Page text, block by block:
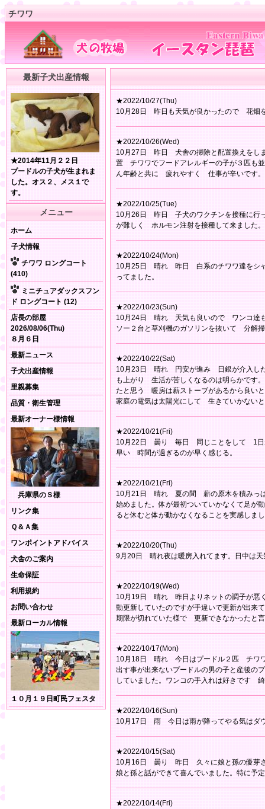
チワワ
最新子犬出産情報
★2014年11月２２日
プードルの子犬が生まれま
した。オス２、メス１で
す。
メニュー
ホーム
子犬情報
チワワ ロングコート
(410)
ミニチュアダックスフン
ド ロングコート (12)
店長の部屋
2026/08/06(Thu)
８月６日
最新ニュース
子犬出産情報
里親募集
品質・衛生管理
最新オーナー様情報
兵庫県のＳ様
リンク集
Ｑ＆Ａ集
ワンポイントアドバイス
犬舎のご案内
生命保証
利用規約
お問い合わせ
最新ローカル情報
１０月１９日町民フェスタ
★2022/10/27(Thu)
10月28日 昨日も天気が良かったので 花畑
★2022/10/26(Wed)
10月27日 昨日 犬舎の掃除と配置換えをし
置 チワワでフードアレルギーの子が３匹も
ん年齢と共に 疲れやすく 仕事が辛いです。
★2022/10/25(Tue)
10月26日 昨日 子犬のワクチンを接種に行
が難しく ホルモン注射を接種して来ました。
★2022/10/24(Mon)
10月25日 晴れ 昨日 白系のチワワ達をシャ
ってました。
★2022/10/23(Sun)
10月24日 晴れ 天気も良いので ワンコ達
ソー２台と草刈機のガソリンを抜いて 分
★2022/10/22(Sat)
10月23日 晴れ 円安が進み 日銀が介入した
も上がり 生活が苦しくなるのは明らかです
たと思う 暖房は薪ストーブがあるから良い
家庭の電気は太陽光にして 生きていかない
★2022/10/21(Fri)
10月22日 曇り 毎日 同じことをして 1日
早い 時間が過ぎるのが早く感じる。
★2022/10/21(Fri)
10月21日 晴れ 夏の間 薪の原木を積みっぱ
始めました。体が最初ついていかなくて足が
ると休むと体が動かなくなることを実感しま
★2022/10/20(Thu)
9月20日 晴れ夜は暖房入れてます。日中は
★2022/10/19(Wed)
10月19日 晴れ 昨日よりネットの調子が悪
動更新していたのですが手違いで更新が出来
期限が切れていた様で 更新できなかったと
★2022/10/17(Mon)
10月18日 晴れ 今日はプードル２匹 チワ
出す事が出来ないプードルの男の子と産後の
していました。ワンコの手入れは好きです
★2022/10/16(Sun)
10月17日 雨 今日は雨が降ってやる気はダ
★2022/10/15(Sat)
10月16日 曇り 昨日 久々に娘と孫の優芽
娘と孫と話ができて喜んでいました。特に予
★2022/10/14(Fri)